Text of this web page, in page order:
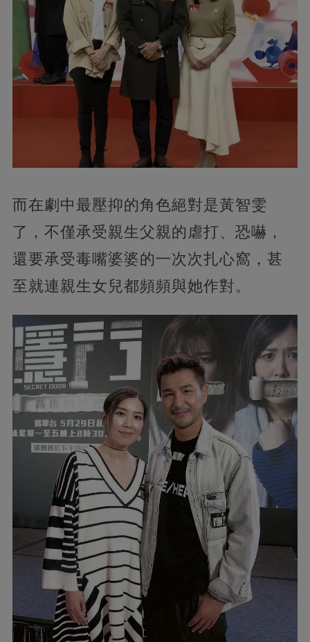
而在劇中最壓抑的角色絕對是黃智雯
了，不僅承受親生父親的虐打、恐嚇，
還要承受毒嘴婆婆的一次次扎心窩，甚
至就連親生女兒都頻頻與她作對。